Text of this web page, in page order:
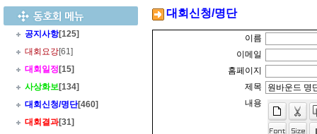
공지사항[125]
대회요강[61]
대회일정 [15]
사상화보[134]
대회신청/명단[460]
대회결과[31]
대회신청/명단
이름
이메일
홈페이지
제목
내용